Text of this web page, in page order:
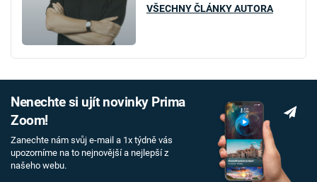
VŠECHNY ČLÁNKY AUTORA
Nenechte si ujít novinky Prima
Zoom!
Zanechte nám svůj e-mail a 1x týdně vás
upozorníme na to nejnovější a nejlepší z
našeho webu.